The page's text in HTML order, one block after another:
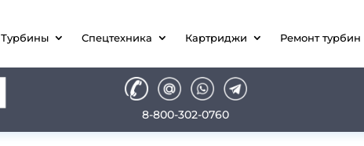
Турбины Спецтехника Картриджи Ремонт турбин
8-800-302-0760